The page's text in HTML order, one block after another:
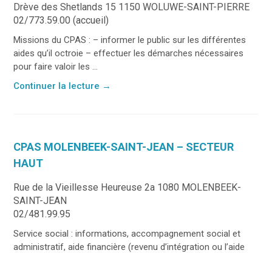
Drève des Shetlands 15 1150 WOLUWE-SAINT-PIERRE
02/773.59.00 (accueil)
Missions du CPAS : – informer le public sur les différentes
aides qu’il octroie – effectuer les démarches nécessaires
pour faire valoir les ...
Continuer la lecture →
CPAS MOLENBEEK-SAINT-JEAN – SECTEUR
HAUT
Rue de la Vieillesse Heureuse 2a 1080 MOLENBEEK-
SAINT-JEAN
02/481.99.95
Service social : informations, accompagnement social et
administratif, aide financière (revenu d’intégration ou l’aide